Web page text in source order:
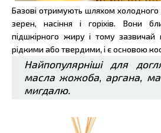
Базові отримують шляхом холодного
зерен, насіння і горіхів. Вони
підшкірного жиру і тому зазвичай
рідкими або твердими, і є основою
Найпопулярніші для
масла жожоба, аргана,
мигдалю.